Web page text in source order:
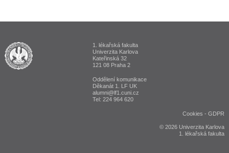
ALUMNI 1. lékařská fakulta Univerzita Karlova v Praze
1. lékařská fakulta
Univerzita Karlova
Kateřinská 32
121 08 Praha 2
Oddělení komunikace
Děkanát 1. LF UK
alumni@lf1.cuni.cz
Tel: 224 964 620
Cookies -GDPR
© 2026 Univerzita Karlova
1. lékařská fakulta